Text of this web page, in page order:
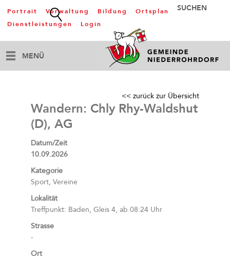
Portrait Verwaltung Bildung
Ortsplan
Dienstleistungen
Login
MENÜ
<< zurück zur Übersicht
Wandern: Chly Rhy-Waldshut
(D), AG
Datum/Zeit
10.09.2026
Kategorie
Sport, Vereine
Lokalität
Treffpunkt: Baden, Gleis 4, ab 08:24 Uhr
Strasse
-
Ort